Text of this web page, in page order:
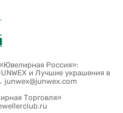
Россия»:
и Лучшие украшения в
, junwex@junwex.com
Торговля»